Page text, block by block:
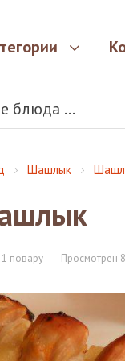
Шашлык
повару Просмотрен